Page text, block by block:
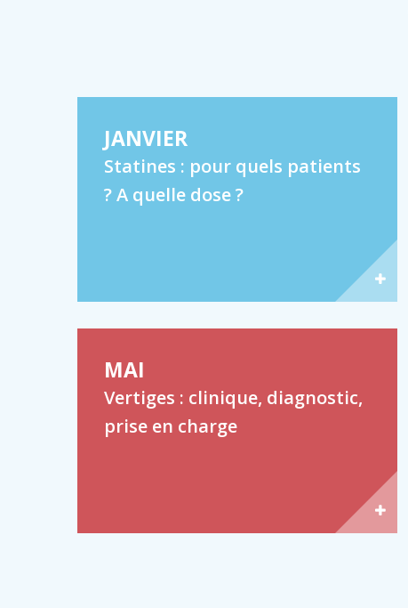
JANVIER
Statines : pour quels patients
? A quelle dose ?
MAI
Vertiges : clinique, diagnostic,
prise en charge